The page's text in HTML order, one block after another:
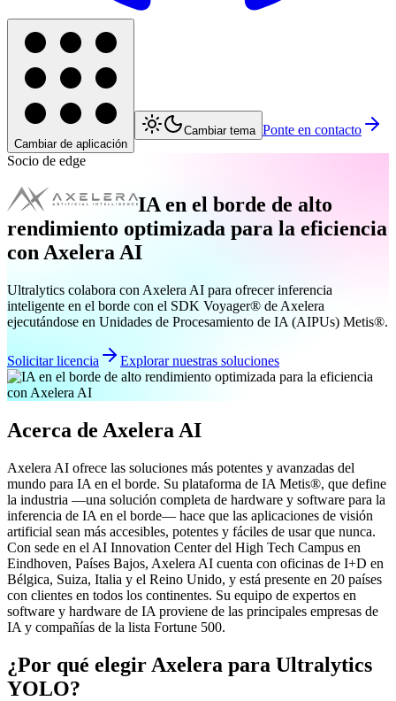
Cambiar de aplicación
Cambiar tema Ponte en contacto
Socio de edge
IA en el borde de alto
rendimiento optimizada para la eficiencia
con Axelera AI
Ultralytics colabora con Axelera AI para ofrecer inferencia
inteligente en el borde con el SDK Voyager® de Axelera
ejecutándose en Unidades de Procesamiento de IA (AIPUs) Metis®.
Solicitar licencia Explorar nuestras soluciones
Acerca de Axelera AI
Axelera AI ofrece las soluciones más potentes y avanzadas del
mundo para IA en el borde. Su plataforma de IA Metis®, que define
la industria —una solución completa de hardware y software para la
inferencia de IA en el borde— hace que las aplicaciones de visión
artificial sean más accesibles, potentes y fáciles de usar que nunca.
Con sede en el AI Innovation Center del High Tech Campus en
Eindhoven, Países Bajos, Axelera AI cuenta con oficinas de I+D en
Bélgica, Suiza, Italia y el Reino Unido, y está presente en 20 países
con clientes en todos los continentes. Su equipo de expertos en
software y hardware de IA proviene de las principales empresas de
IA y compañías de la lista Fortune 500.
¿Por qué elegir Axelera para Ultralytics
YOLO?